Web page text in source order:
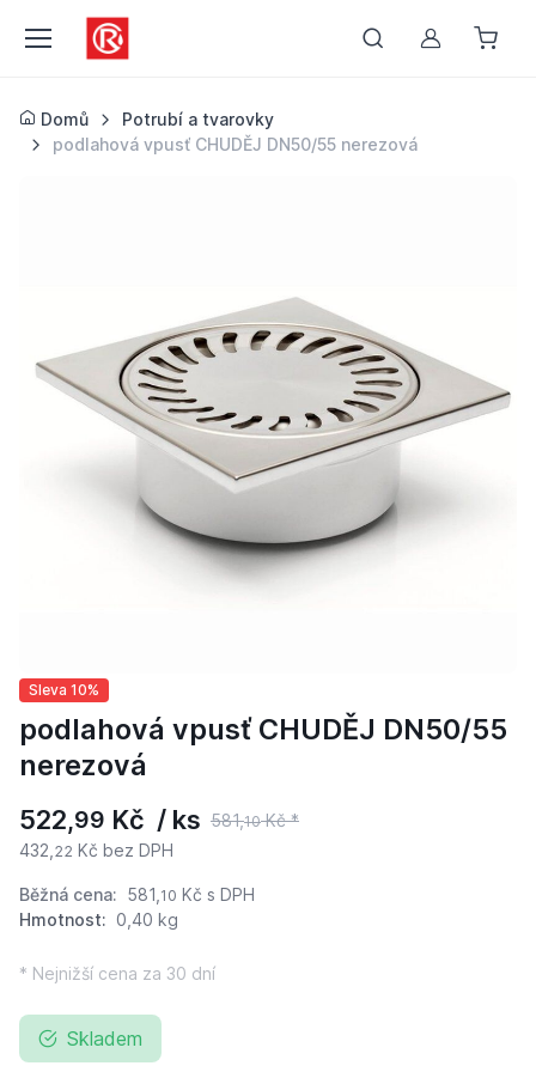
Můj účet
Domů
Potrubí a tvarovky
podlahová vpusť CHUDĚJ DN50/55 nerezová
Sleva 10%
podlahová vpusť CHUDĚJ DN50/55
nerezová
522,99 Kč / ks 581,10Kč *
432, 22 Kč bez DPH
Běžná cena: 581, 10 Kč s DPH
Hmotnost: 0,40 kg
* Nejnižší cena za 30 dní
Skladem